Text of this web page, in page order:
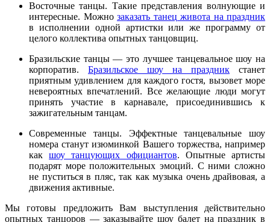
Восточные танцы. Такие представления волнующие и
интересные. Можно заказать танец живота на праздник
в исполнении одной артистки или же программу от
целого коллектива опытных танцовщиц.
Бразильские танцы — это лучшее танцевальное шоу на
корпоратив. Бразильское шоу на праздник станет
приятным удивлением для каждого гостя, вызовет море
невероятных впечатлений. Все желающие люди могут
принять участие в карнавале, присоединившись к
зажигательным танцам.
Современные танцы. Эффектные танцевальные шоу
номера станут изюминкой Вашего торжества, например
какшоу танцующих официантов. Опытные артисты
подарят море положительных эмоций. С ними сложно
не пуститься в пляс, так как музыка очень драйвовая, а
движения активные.
Мы готовы предложить Вам выступления действительно
опытных танцоров — заказывайте шоу балет на праздник в